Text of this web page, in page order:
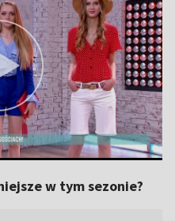
w tym sezonie?